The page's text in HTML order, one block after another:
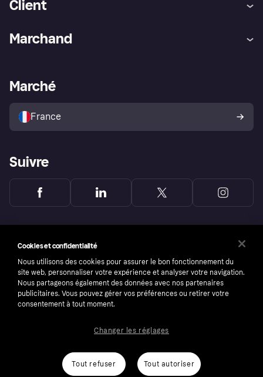
Client
Explorez les magasins
Politique de protection de
l’acheteur Klarna
Marchand
Portail Marchand
Marché
France
Suivre
number: 556737-0431
Cookies et confidentialité
Nous utilisons des cookies pour assurer le bon fonctionnement du
site web, personnaliser votre expérience et analyser votre navigation.
Nous partageons également des données avec nos partenaires
publicitaires. Vous pouvez gérer vos préférences ou retirer votre
consentement à tout moment.
Tout refuser Tout autoriser
Changer les réglages